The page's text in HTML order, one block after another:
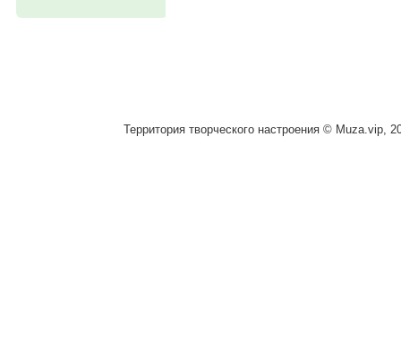
Территория творческого настроения © Muza.vip,